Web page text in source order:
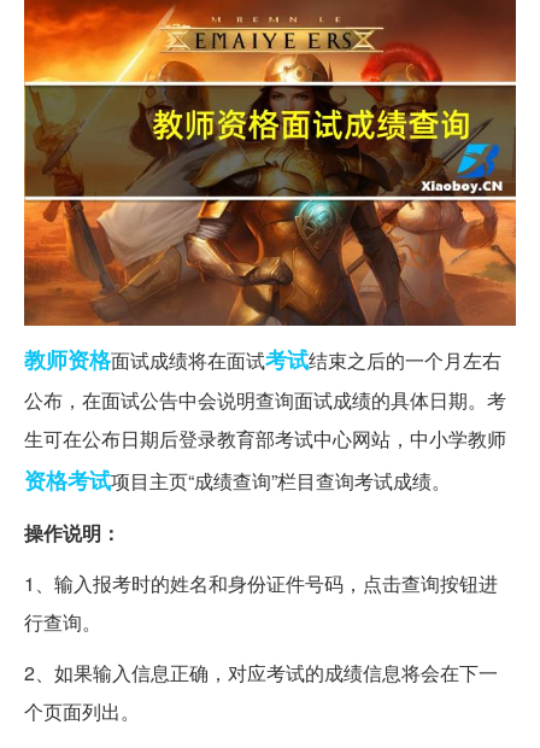
教师资格面试成绩将在面试考试结束之后的一个月左右
公布，在面试公告中会说明查询面试成绩的具体日期。考
生可在公布日期后登录教育部考试中心网站，中小学教师
资格考试项目主页“成绩查询”栏目查询考试成绩。
操作说明：
1、输入报考时的姓名和身份证件号码，点击查询按钮进
行查询。
2、如果输入信息正确，对应考试的成绩信息将会在下一
个页面列出。